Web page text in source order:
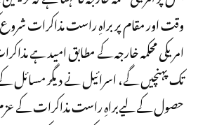
وقت اور مقام پر براہِ راست مذاکرات
امریکی محکمہ خارجہ کے مطابق امید ہے
تک پہنچیں گے، اسرائیل نے دیگر
حصول کے لیےبراہِ راست مذاکرات کے عزم